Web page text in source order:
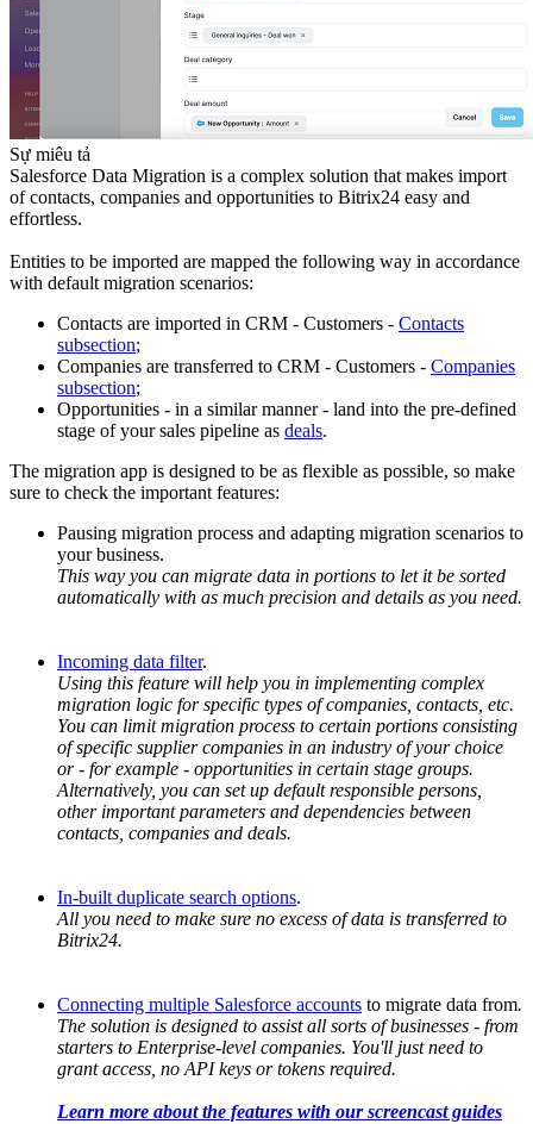
Sự miêu tả
Salesforce Data Migration is a complex solution that makes import
of contacts, companies and opportunities to Bitrix24 easy and
effortless.
Entities to be imported are mapped the following way in accordance
with default migration scenarios:
Contacts are imported in CRM - Customers - Contacts
subsection;
Companies are transferred to CRM - Customers - Companies
subsection;
Opportunities - in a similar manner - land into the pre-defined
stage of your sales pipeline as deals.
The migration app is designed to be as flexible as possible, so make
sure to check the important features:
Pausing migration process and adapting migration scenarios to
your business.
This way you can migrate data in portions to let it be sorted
automatically with as much precision and details as you need.
Incoming data filter.
Using this feature will help you in implementing complex
migration logic for specific types of companies, contacts, etc.
You can limit migration process to certain portions consisting
of specific supplier companies in an industry of your choice
or - for example - opportunities in certain stage groups.
Alternatively, you can set up default responsible persons,
other important parameters and dependencies between
contacts, companies and deals.
In-built duplicate search options.
All you need to make sure no excess of data is transferred to
Bitrix24.
Connecting multiple Salesforce accounts to migrate data from.
The solution is designed to assist all sorts of businesses - from
starters to Enterprise-level companies. You'll just need to
grant access, no API keys or tokens required.
Learn more about the features with our screencast guides